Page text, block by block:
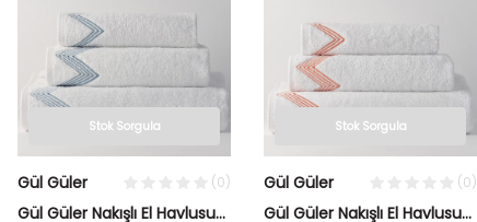
Stok Sorgula
Gül Güler (0)
Gül Güler Nakışlı El Havlusu
Stok Sorgula
Gül Güler (0)
Gül Güler Nakışlı El Havlusu